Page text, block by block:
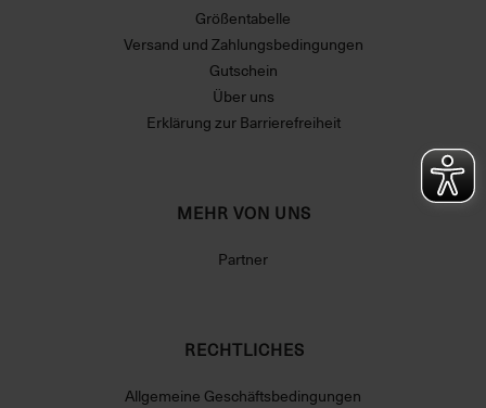
Größentabelle
Versand und Zahlungsbedingungen
Gutschein
Über uns
Erklärung zur Barrierefreiheit
MEHR VON UNS
Partner
RECHTLICHES
Allgemeine Geschäftsbedingungen